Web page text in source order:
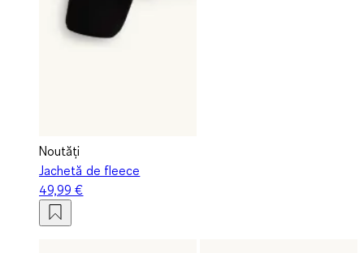
Noutăți
Jachetă de fleece
49,99 €